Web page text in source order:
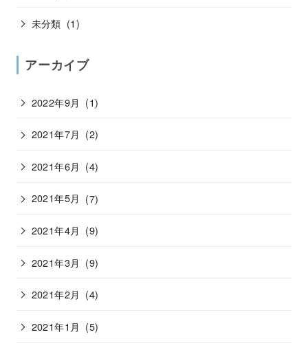
未分類 (1)
アーカイブ
2022年9月 (1)
2021年7月 (2)
2021年6月 (4)
2021年5月 (7)
2021年4月 (9)
2021年3月 (9)
2021年2月 (4)
2021年1月 (5)